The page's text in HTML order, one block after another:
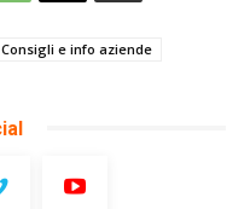
Consigli e info aziende